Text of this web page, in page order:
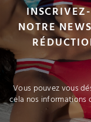
NOTRE
Vous pouvez vous
cela nos informations